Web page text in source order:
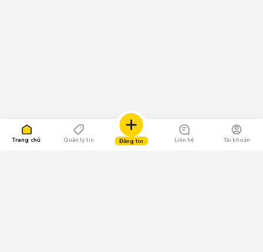
Trang chủ Quản lý tin Đăng tin Liên hệ Tài khoản